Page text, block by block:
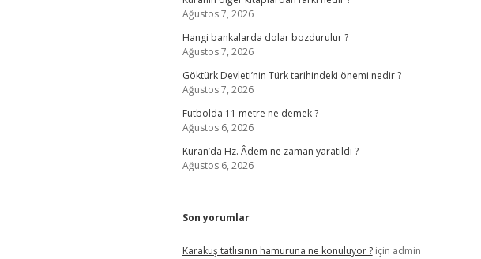
Ağustos 7, 2026
Hangi bankalarda dolar bozdurulur ?
Ağustos 7, 2026
Göktürk Devleti’nin Türk tarihindeki önemi nedir ?
Ağustos 7, 2026
Futbolda 11 metre ne demek ?
Ağustos 6, 2026
Kuran’da Hz. Âdem ne zaman yaratıldı ?
Ağustos 6, 2026
Son yorumlar
Karakuş tatlısının hamuruna ne konuluyor ?için admin